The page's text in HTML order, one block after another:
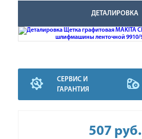
ДЕТАЛИРОВКА
СЕРВИС И
ГАРАНТИЯ
507 руб.